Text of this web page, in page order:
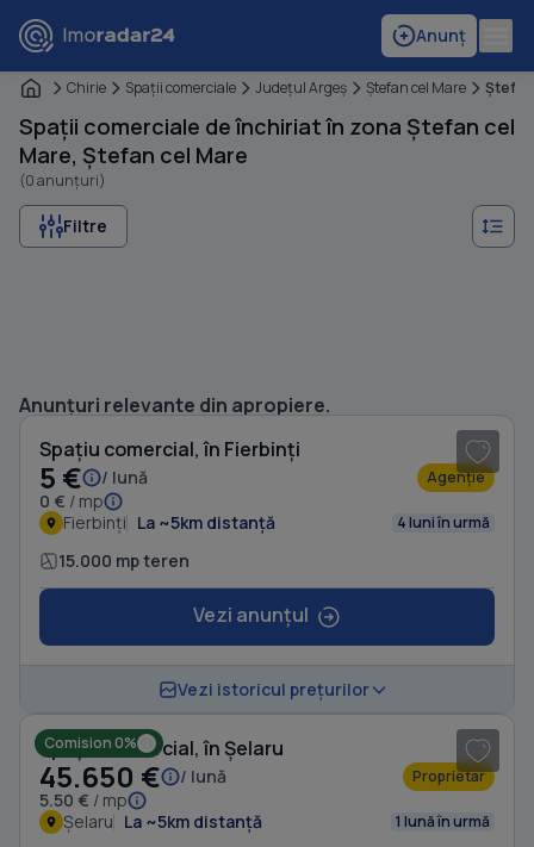
Anunț
Chirie Spaţii comerciale Judeţul Argeş Ştefan cel Mare
Spații comerciale de închiriat în zona Ștefan cel
Mare, Ștefan cel Mare
(0 anunțuri)
Filtre
Anunțuri relevante din apropiere.
Spațiu comercial, în Fierbinți
5 €
/ lună
0 € / mp
Agenție
Fierbinți La ~5km distanță 4 luni în urmă
15.000 mp teren
Vezi anunțul
Vezi istoricul prețurilor
Comision 0%
Spațiu comercial, în Șelaru
45.650 €
/ lună
5.50 € / mp
Proprietar
Șelaru La ~5km distanță 1 lună în urmă